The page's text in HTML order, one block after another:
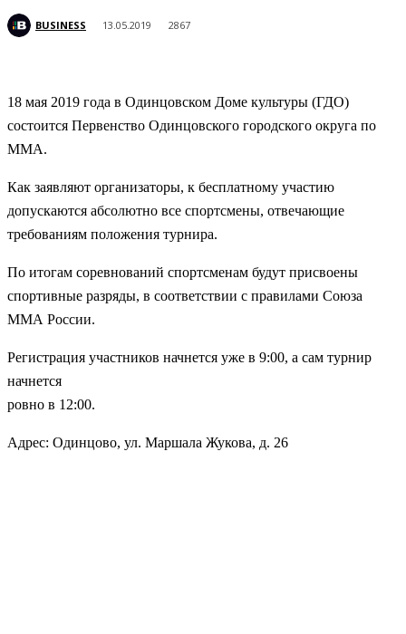
BUSINESS 13.05.2019 2867
18 мая 2019 года в Одинцовском Доме культуры (ГДО)
состоится Первенство Одинцовского городского округа по
ММА.
Как заявляют организаторы, к бесплатному участию
допускаются абсолютно все спортсмены, отвечающие
требованиям положения турнира.
По итогам соревнований спортсменам будут присвоены
спортивные разряды, в соответствии с правилами Союза
ММА России.
Регистрация участников начнется уже в 9:00, а сам турнир
начнется
ровно в 12:00.
Адрес: Одинцово, ул. Маршала Жукова, д. 26